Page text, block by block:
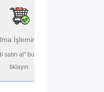
İşlemini Onayla
satın al" butonuna
tıklayın.